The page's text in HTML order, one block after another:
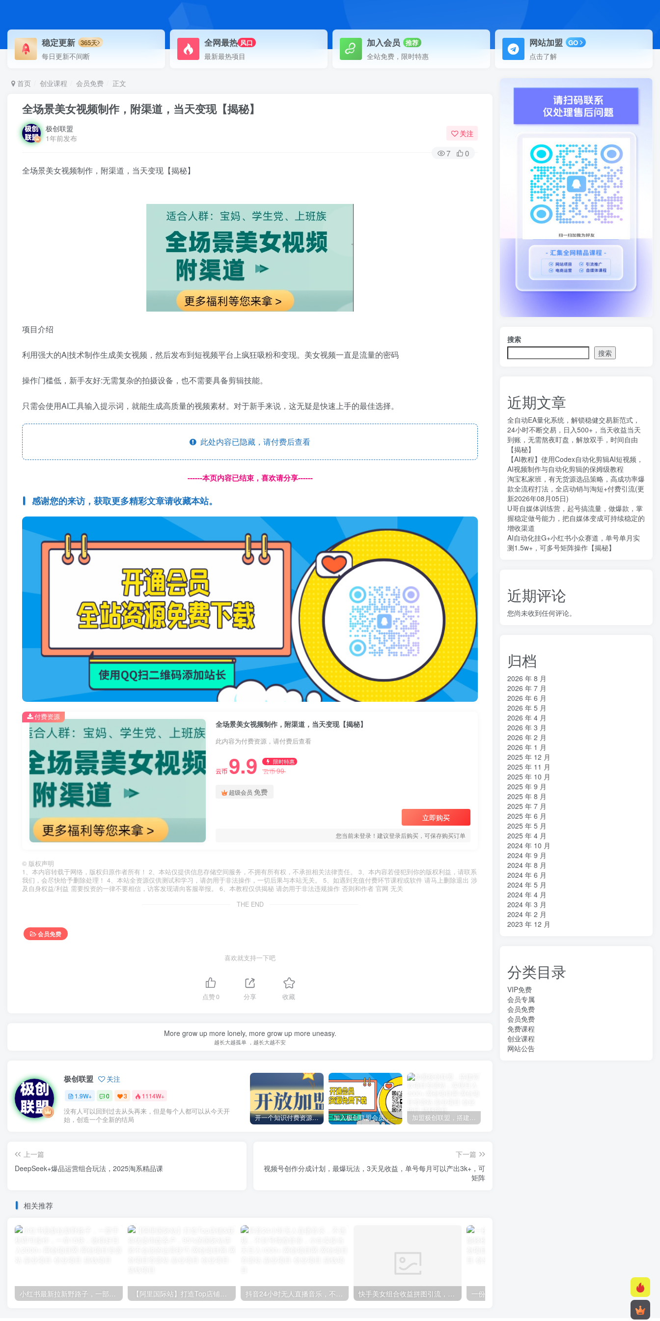
稳定更新 365天
每日更新不间断
全网最热 风口
最新最热项目
加入会员 推荐
全站免费，限时特惠
网站加盟 GO
点击了解
首页 创业课程 会员免费 正文
全场景美女视频制作，附渠道，当天变现【揭秘】
极创联盟
1年前发布
关注
7 0
全场景美女视频制作，附渠道，当天变现【揭秘】
项目介绍
利用强大的A|技术制作生成美女视频，然后发布到短视频平台上疯狂吸粉和变现。美女视频一直是流量的密码
操作门槛低，新手友好:无需复杂的拍摄设备，也不需要具备剪辑技能。
只需会使用AI工具输入提示词，就能生成高质量的视频素材。对于新手来说，这无疑是快速上手的最佳选择。
此处内容已隐藏，请付费后查看
------本页内容已结束，喜欢请分享------
感谢您的来访，获取更多精彩文章请收藏本站。
全场景美女视频制作，附渠道，当天变现【揭秘】
此内容为付费资源，请付费后查看
云币 9.9 限时特惠
云币99
超级会员 免费
立即购买
您当前未登录！建议登录后购买，可保存购买订单
付费资源
© 版权声明
1、本内容转载于网络，版权归原作者所有！ 2、本站仅提供信息存储空间服务，不拥有所有权，不承担相关法律责任。 3、本内容若侵犯到你的版权利益，请联系
我们，会尽快给予删除处理！ 4、本站全资源仅供测试和学习，请勿用于非法操作，一切后果与本站无关。 5、如遇到充值付费环节课程或软件 请马上删除退出 涉
及自身权益/利益 需要投资的一律不要相信，访客发现请向客服举报。 6、本教程仅供揭秘 请勿用于非法违规操作 否则和作者 官网 无关
THE END
会员免费
喜欢就支持一下吧
点赞0 分享 收藏
More grow up more lonely, more grow up more uneasy.
越长大越孤单 ，越长大越不安
极创联盟 关注
1.9W+ 0 3 1114W+
没有人可以回到过去从头再来，但是每个人都可以从今天开
始，创造一个全新的结局
开一个知识付费资源网站，小白也能日入1000+ 加入极创联盟会员，全站资源免费学习。 加盟极创联盟，搭建同款项目资源站，实现日入2000+
上一篇
DeepSeek+爆品运营组合玩法，2025淘系精品课
下一篇
视频号创作分成计划，最爆玩法，3天见收益，单号每月可以产出3k+，可
矩阵
相关推荐
【阿里国际站】打造Top店铺&获得优质询盘客户，​95%的国际站讲师不会说的运营技巧 快手美女组合收益拼图引流，创业粉玩法，单日引流50+
搜索
搜索
近期文章
全自动EA量化系统，解锁稳健交易新范式，
24小时不断交易，日入500+，当天收益当天
到账，无需熬夜盯盘，解放双手，时间自由
【揭秘】
【AI教程】使用Codex自动化剪辑AI短视频，
AI视频制作与自动化剪辑的保姆级教程
淘宝私家班，有无货源选品策略，高成功率爆
款全流程打法，全店动销与淘短+付费引流(更
新2026年08月05日)
U哥自媒体训练营，起号搞流量，做爆款，掌
握稳定做号能力，把自媒体变成可持续稳定的
增收渠道
AI自动化挂G+小红书小众赛道，单号单月实
测1.5w+，可多号矩阵操作【揭秘】
近期评论
您尚未收到任何评论。
归档
2026 年 8 月
2026 年 7 月
2026 年 6 月
2026 年 5 月
2026 年 4 月
2026 年 3 月
2026 年 2 月
2026 年 1 月
2025 年 12 月
2025 年 11 月
2025 年 10 月
2025 年 9 月
2025 年 8 月
2025 年 7 月
2025 年 6 月
2025 年 5 月
2025 年 4 月
2024 年 10 月
2024 年 9 月
2024 年 8 月
2024 年 6 月
2024 年 5 月
2024 年 4 月
2024 年 3 月
2024 年 2 月
2023 年 12 月
分类目录
VIP免费
会员专属
会员免费
会员免费
免费课程
创业课程
网站公告